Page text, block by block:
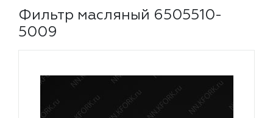
Фильтр масляный 6505510-
5009